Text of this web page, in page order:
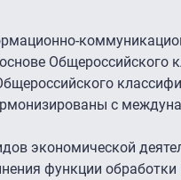
Общероссийского
с
экономической
функции